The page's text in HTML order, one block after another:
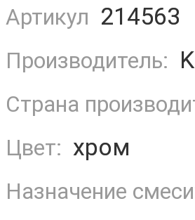
Артикул 214563
Производитель:
Страна
Цвет: хром
Назначение